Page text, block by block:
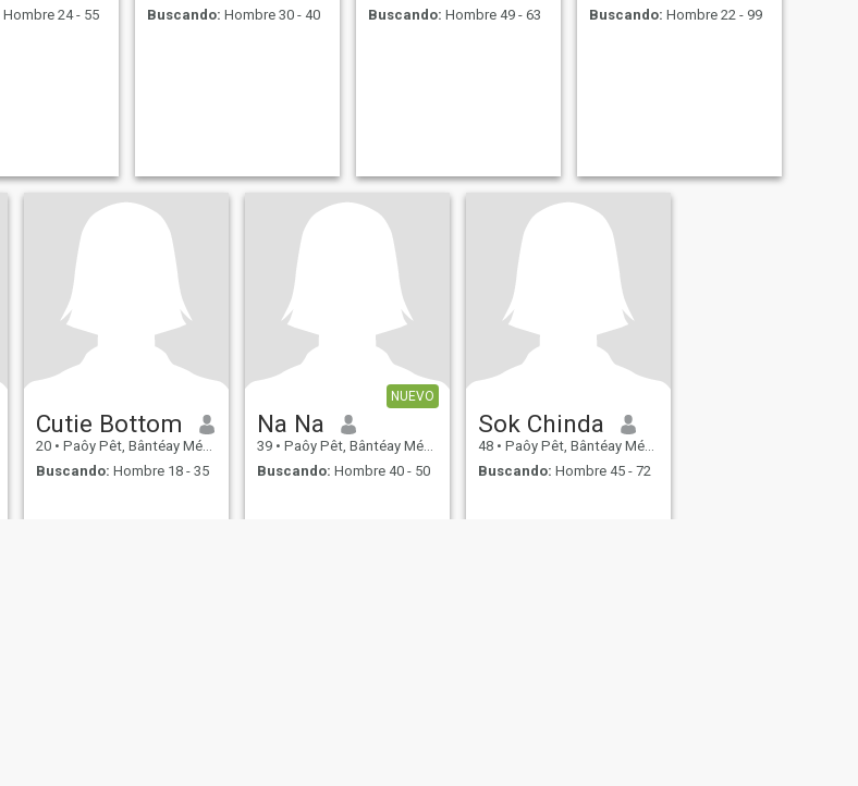
Hombre 24 - 55
Buscando: Hombre 30 - 40
Buscando: Hombre 49 - 63
Buscando: Hombre 22 - 99
Cutie Bottom
20 • Paôy Pêt, Bântéay Méan Cheăy, Cambolla
Buscando: Hombre 18 - 35
NUEVO
Na Na
39 • Paôy Pêt, Bântéay Méan Cheăy, Cambolla
Buscando: Hombre 40 - 50
Sok Chinda
48 • Paôy Pêt, Bântéay Méan Cheăy, Cambolla
Buscando: Hombre 45 - 72